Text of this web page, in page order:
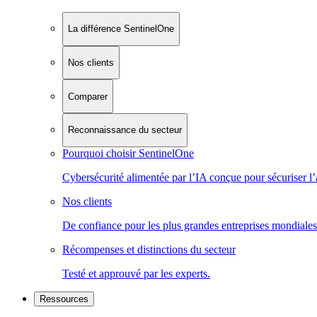
La différence SentinelOne
Nos clients
Comparer
Reconnaissance du secteur
Pourquoi choisir SentinelOne
Cybersécurité alimentée par l’IA conçue pour sécuriser
Nos clients
De confiance pour les plus grandes entreprises
Récompenses et distinctions du secteur
Testé et approuvé par les experts.
Ressources